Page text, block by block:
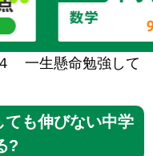
一生懸命勉強して
も伸びない中学
?